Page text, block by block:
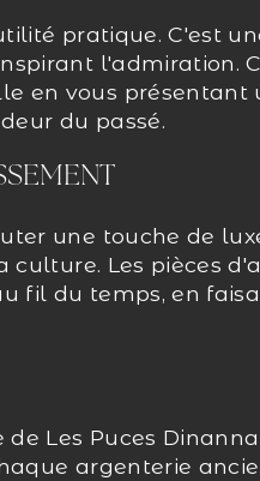
pratique. C'est
l'admiration.
en vous présentant
du passé.
une touche de
culture. Les pièces
fil du temps, en
Les Puces
argenterie